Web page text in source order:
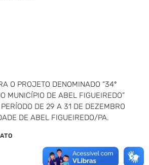
O PROJETO DENOMINADO “34º
MUNICÍPIO DE ABEL FIGUEIREDO”
DE 29 A 31 DE DEZEMBRO
DE ABEL FIGUEIREDO/PA.